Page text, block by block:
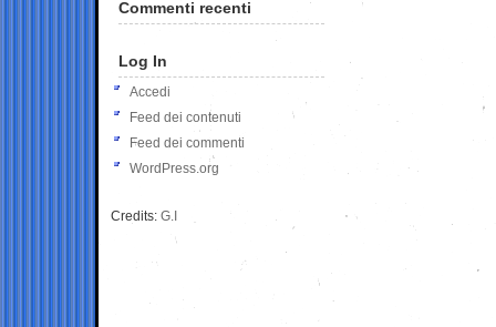
Commenti recenti
Log In
Accedi
Feed dei contenuti
Feed dei commenti
WordPress.org
Credits: G.I